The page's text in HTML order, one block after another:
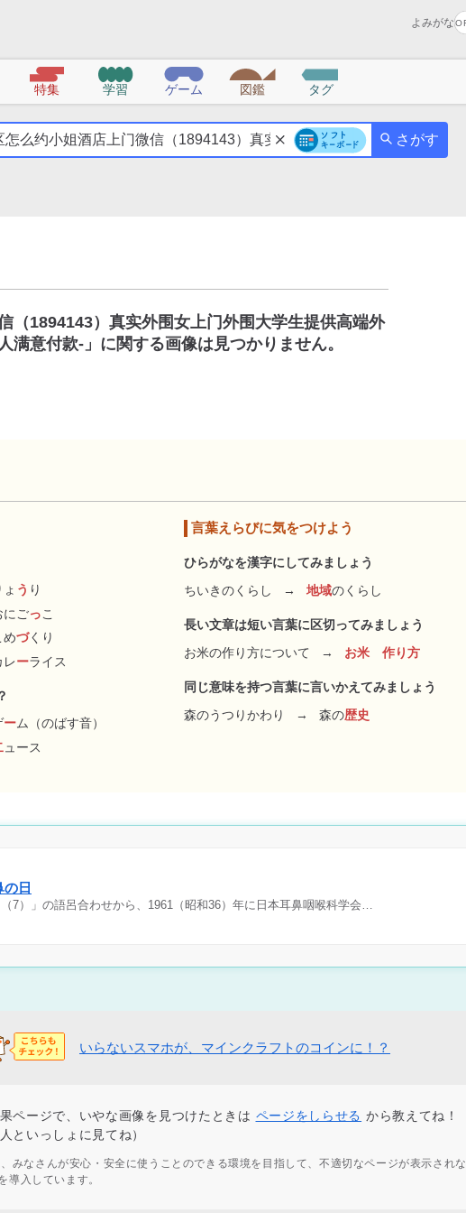
よみがな
特集 学習 ゲーム 図鑑 タグ
さがす
（1894143）真实外围女上门外围大学生提供高端外
满意付款- 」に関する画像は見つかりません。
ょ う り
にごっこ
めづくり
レーライス
ーム（のばす音）
ュース
言葉えらびに気をつけよう
ひらがなを漢字にしてみましょう
ちいきのくらし
→ 地域のくらし
長い文章は短い言葉に区切ってみましょう
お米の作り方について
→ お米 作り方
同じ意味を持つ言葉に言いかえてみましょう
森のうつりかわり
→ 森の歴史
日
（7）」の語呂合わせから、1961（昭和36）年に日本耳鼻咽喉科学会…
いらないスマホが、マインクラフトのコインに！？
ページで、いやな画像を見つけたときは ページをしらせる から教えてね！
といっしょに見てね）
みなさんが安心・安全に使うことのできる環境を目指して、不適切なページが表示されな
導入しています。